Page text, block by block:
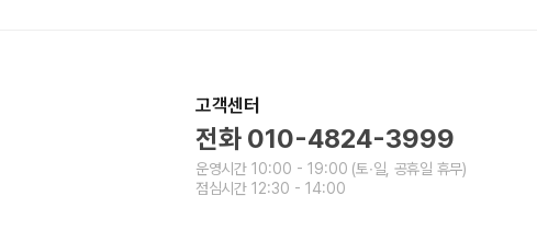
고객센터
전화 010-4824-3999
운영시간 10:00 - 19:00 (토∙일, 공휴일 휴무)
점심시간 12:30 - 14:00